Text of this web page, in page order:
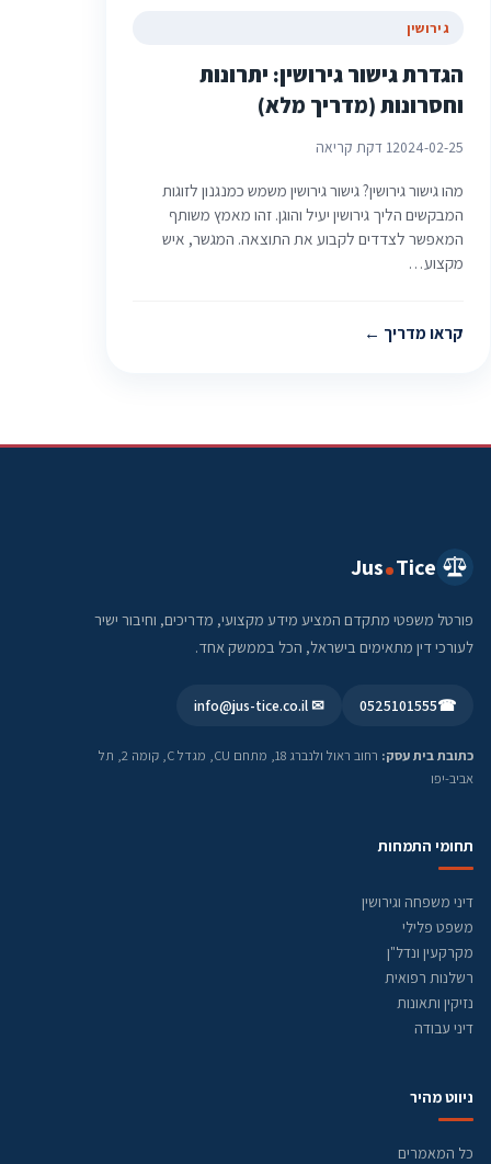
גירושין
הגדרת גישור גירושין: יתרונות
וחסרונות (מדריך מלא)
2024-02-251 דקת קריאה
מהו גישור גירושין? גישור גירושין משמש כמנגנון לזוגות
המבקשים הליך גירושין יעיל והוגן. זהו מאמץ משותף
המאפשר לצדדים לקבוע את התוצאה. המגשר, איש
מקצוע…
קראו מדריך
Jus Tice
פורטל משפטי מתקדם המציע מידע מקצועי, מדריכים, וחיבור ישיר
לעורכי דין מתאימים בישראל, הכל בממשק אחד.
☎
0525101555
✉ info@jus-tice.co.il
כתובת בית עסק:
רחוב ראול ולנברג 18, מתחם CU, מגדל C, קומה 2, תל
אביב-יפו
תחומי התמחות
דיני משפחה וגירושין
משפט פלילי
מקרקעין ונדל"ן
רשלנות רפואית
נזיקין ותאונות
דיני עבודה
ניווט מהיר
כל המאמרים